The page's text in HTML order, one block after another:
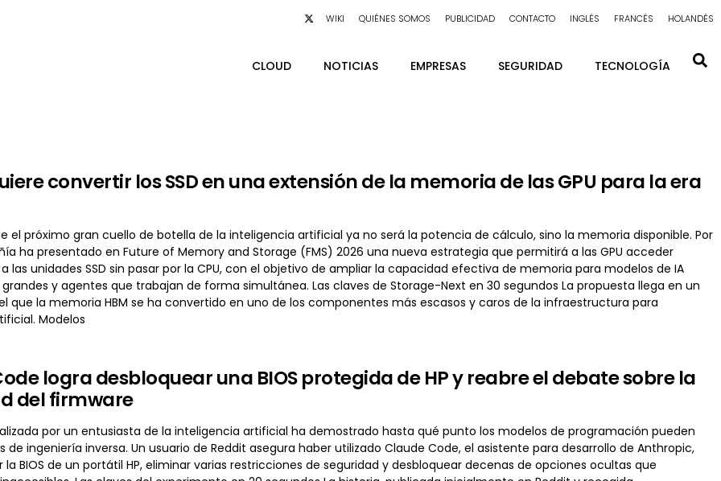
WIKI QUIÉNES SOMOS PUBLICIDAD CONTACTO INGLÉS FRANCÉS HOLANDÉS
CLOUD NOTICIAS EMPRESAS SEGURIDAD TECNOLOGÍA
convertir los SSD en una extensión de la memoria de las GPU para la era
el próximo gran cuello de botella de la inteligencia artificial ya no será la potencia de cálculo, sino la memoria disponible. Por
ha presentado en Future of Memory and Storage (FMS) 2026 una nueva estrategia que permitirá a las GPU acceder
las unidades SSD sin pasar por la CPU, con el objetivo de ampliar la capacidad efectiva de memoria para modelos de IA
y agentes que trabajan de forma simultánea. Las claves de Storage-Next en 30 segundos La propuesta llega en un
que la memoria HBM se ha convertido en uno de los componentes más escasos y caros de la infraestructura para
Modelos
logra desbloquear una BIOS protegida de HP y reabre el debate sobre la
del firmware
por un entusiasta de la inteligencia artificial ha demostrado hasta qué punto los modelos de programación pueden
de ingeniería inversa. Un usuario de Reddit asegura haber utilizado Claude Code, el asistente para desarrollo de Anthropic,
BIOS de un portátil HP, eliminar varias restricciones de seguridad y desbloquear decenas de opciones ocultas que